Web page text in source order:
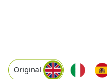
Original